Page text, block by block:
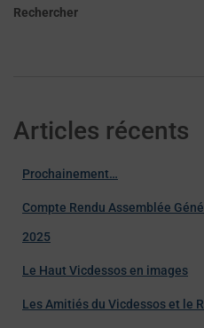
Rechercher
Articles récents
Prochainement…
Compte Rendu Assemblée
2025
Le Haut Vicdessos en images
Les Amitiés du Vicdessos et le